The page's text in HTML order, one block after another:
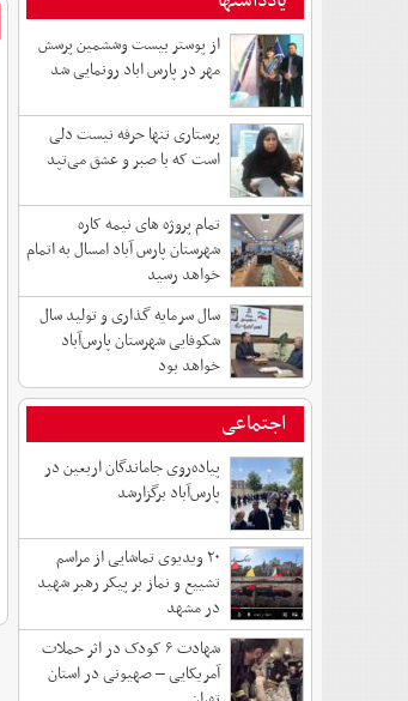
از پوستر بیست وششمین پرسش
مهر در پارس اباد رونمایی شد
پرستاری تنها حرفه نیست دلی
است که با صبر و عشق می‌تپد
تمام پروژه های نیمه کاره
شهرستان پارس آباد امسال به اتمام
خواهد رسید
سال سرمایه گذاری و تولید سال
شکوفایی شهرستان پارس‌آباد
خواهد بود
اجتماعی
پیاده‌روی جاماندگان اربعین در
پارس‌آباد برگزارشد
۲۰ ویدیوی تماشایی از مراسم
تشییع و نماز بر پیکر رهبر شهید
در مشهد
شهادت ۶ کودک در اثر حملات
آمریکایی – صهیونی در استان